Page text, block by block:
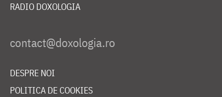
RADIO DOXOLOGIA
DESPRE NOI
POLITICA DE COOKIES